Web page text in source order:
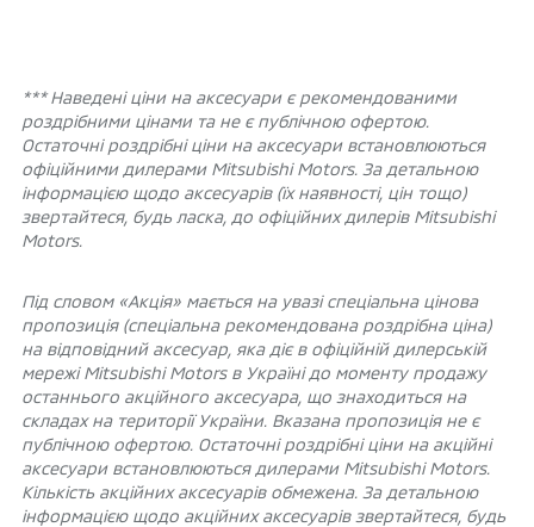
*** Наведені ціни на аксесуари є рекомендованими
роздрібними цінами та не є публічною офертою.
Остаточні роздрібні ціни на аксесуари встановлюються
офіційними дилерами Mitsubishi Motors. За детальною
інформацією щодо аксесуарів (їх наявності, цін тощо)
звертайтеся, будь ласка, до офіційних дилерів Mitsubishi
Motors.
Під словом «Акція» мається на увазі спеціальна цінова
пропозиція (спеціальна рекомендована роздрібна ціна)
на відповідний аксесуар, яка діє в офіційній дилерській
мережі Mitsubishi Motors в Україні до моменту продажу
останнього акційного аксесуара, що знаходиться на
складах на території України. Вказана пропозиція не є
публічною офертою. Остаточні роздрібні ціни на акційні
аксесуари встановлюються дилерами Mitsubishi Motors.
Кількість акційних аксесуарів обмежена. За детальною
інформацією щодо акційних аксесуарів звертайтеся, будь